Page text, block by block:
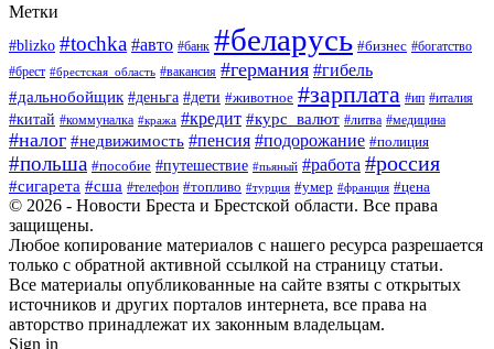
Метки
#blizko #tochka #авто #банк #беларусь #бизнес #богатство
#брест #брестская_область #вакансия #германия #гибель
#дальнобойщик #деньга #дети #животное #зарплата #ип #италия
#китай #коммуналка #кража #кредит #курс_валют #литва #медицина
#налог #недвижимость #пенсия #подорожание #полиция
#польша #пособие #путешествие #пьяный #работа #россия
#сигарета #сша #телефон #топливо #турция #умер #франция #цена
© 2026 - Новости Бреста и Брестской области. Все права
защищены.
Любое копирование материалов с нашего ресурса разрешается
только с обратной активной ссылкой на страницу статьи.
Все материалы опубликованные на сайте взяты с открытых
источников и других порталов интернета, все права на
авторство принадлежат их законным владельцам.
Sign in